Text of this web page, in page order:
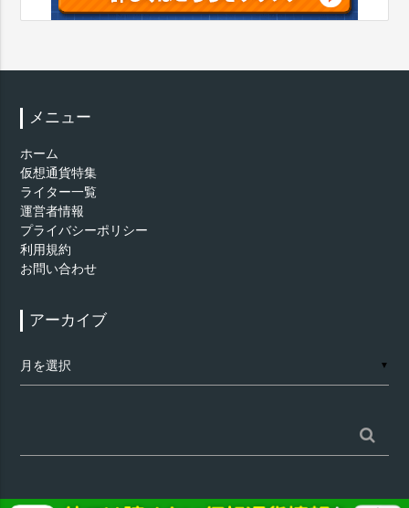
メニュー
ホーム
仮想通貨特集
ライター一覧
運営者情報
プライバシーポリシー
利用規約
お問い合わせ
アーカイブ
ー
▼
索: